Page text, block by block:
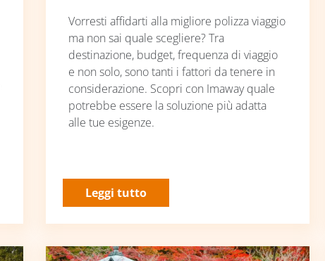
Vorresti affidarti alla migliore polizza viaggio
ma non sai quale scegliere? Tra
destinazione, budget, frequenza di viaggio
e non solo, sono tanti i fattori da tenere in
considerazione. Scopri con Imaway quale
potrebbe essere la soluzione più adatta
alle tue esigenze.
Leggi tutto